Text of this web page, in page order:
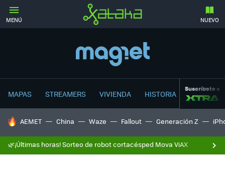
MENÚ NUEVO
MAPAS STREAMERS VIVIENDA HISTORIA Suscríbete a
HOY SE HABLA DE
AEMET China Waze Fallout Generación Z
🌿¡Últimas horas! Sorteo de robot cortacésped Mova ViAX